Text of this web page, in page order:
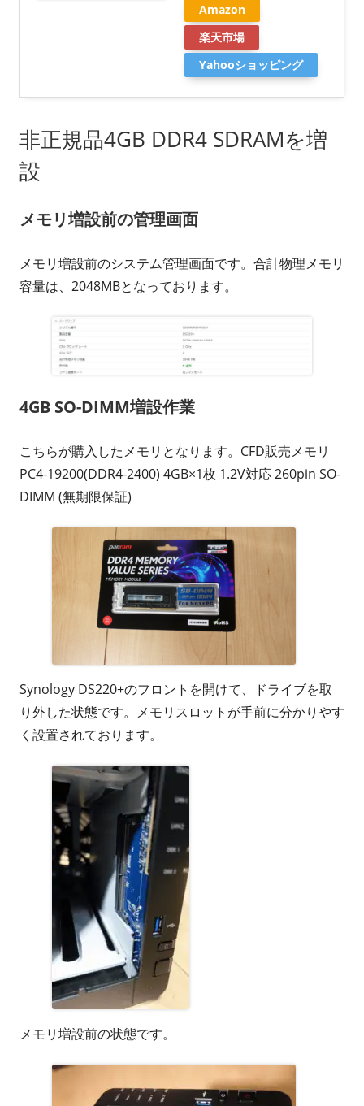
Amazon
楽天市場
Yahooショッピング
非正規品4GB DDR4 SDRAMを増
設
メモリ増設前の管理画面
メモリ増設前のシステム管理画面です。合計物理メモリ
容量は、2048MBとなっております。
4GB SO-DIMM増設作業
こちらが購入したメモリとなります。CFD販売メモリ
PC4-19200(DDR4-2400) 4GB×1枚 1.2V対応 260pin SO-
DIMM (無期限保証)
Synology DS220+のフロントを開けて、ドライブを取
り外した状態です。メモリスロットが手前に分かりやす
く設置されております。
メモリ増設前の状態です。